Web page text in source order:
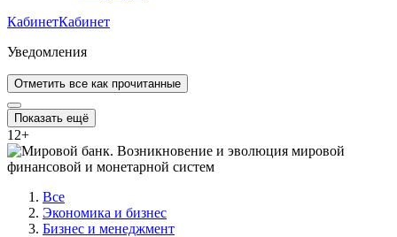
КабинетКабинет
Уведомления
Отметить все как прочитанные
Показать ещё
12+
Все
Экономика и бизнес
Бизнес и менеджмент